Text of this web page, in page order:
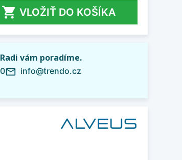
 VLOŽIŤ DO KOŠÍKA
vám poradíme.
mail_outline info@trendo.cz